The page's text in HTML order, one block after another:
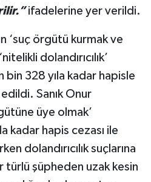
ifadelerine yer verildi.
‘suç örgütü kurmak ve
dolandırıcılık’
bin 328 yıla kadar hapisle
Sanık Onur
üye olmak’
kadar hapis cezası ile
dolandırıcılık suçlarına
şüpheden uzak kesin